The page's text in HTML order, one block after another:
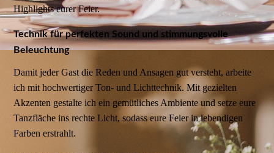
Highlights eurer Feier.
Technik für perfekten Sound und stimmungsvolle
Beleuchtung
Damit jeder Gast die Reden und Ansagen gut versteht, arbeite
ich mit hochwertiger Ton- und Lichttechnik. Mit gezielten
Akzenten gestalte ich ein gemütliches Ambiente und setze eure
Tanzfläche ins rechte Licht, sodass eure Feier in lebendigen
Farben erstrahlt.